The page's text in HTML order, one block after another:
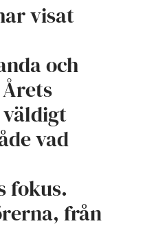
visat
och
vad
fokus.
från